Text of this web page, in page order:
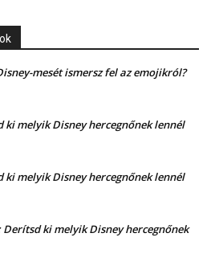
mesét ismersz fel az emojikról?
ki melyik Disney hercegnőnek lennél
ki melyik Disney hercegnőnek lennél
Derítsd ki melyik Disney hercegnőnek